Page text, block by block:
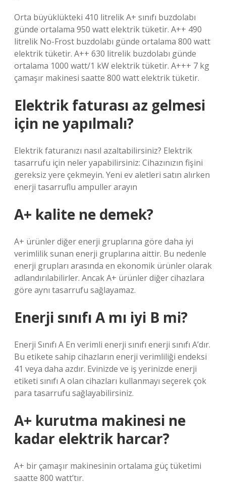
Orta büyüklükteki 410 litrelik A+ sınıfı buzdolabı
günde ortalama 950 watt elektrik tüketir. A++ 490
litrelik No-Frost buzdolabı günde ortalama 800 watt
elektrik tüketir. A++ 630 litrelik buzdolabı günde
ortalama 1000 watt/1 kW elektrik tüketir. A+++ 7 kg
çamaşır makinesi saatte 800 watt elektrik tüketir.
Elektrik faturası az gelmesi
için ne yapılmalı?
Elektrik faturanızı nasıl azaltabilirsiniz? Elektrik
tasarrufu için neler yapabilirsiniz: Cihazınızın fişini
gereksiz yere çekmeyin. Yeni ev aletleri satın alırken
enerji tasarruflu ampuller arayın
A+ kalite ne demek?
A+ ürünler diğer enerji gruplarına göre daha iyi
verimlilik sunan enerji gruplarına aittir. Bu nedenle
enerji grupları arasında en ekonomik ürünler olarak
adlandırılabilirler. Ancak A+ ürünler diğer cihazlara
göre aynı tasarrufu sağlayamaz.
Enerji sınıfı A mı iyi B mi?
Enerji Sınıfı A En verimli enerji sınıfı enerji sınıfı A’dır.
Bu etikete sahip cihazların enerji verimliliği endeksi
41 veya daha azdır. Evinizde ve iş yerinizde enerji
etiketi sınıfı A olan cihazları kullanmayı seçerek çok
para tasarrufu sağlayabilirsiniz.
A+ kurutma makinesi ne
kadar elektrik harcar?
A+ bir çamaşır makinesinin ortalama güç tüketimi
saatte 800 watt’tır.